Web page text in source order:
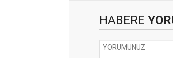
HABERE